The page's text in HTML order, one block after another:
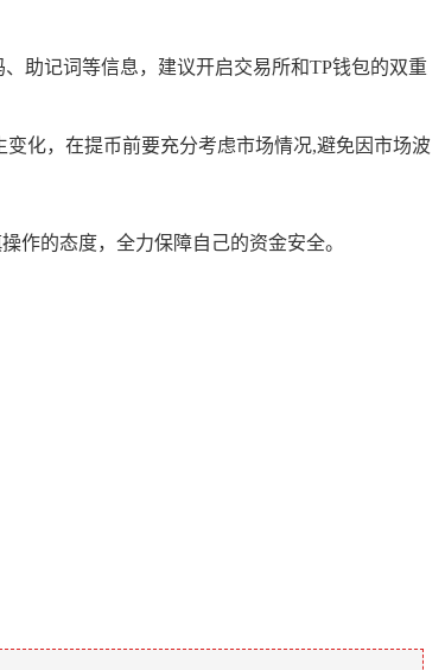
助记词等信息，建议开启交易所和TP钱包的双重
化，在提币前要充分考虑市场情况,避免因市场波
作的态度，全力保障自己的资金安全。